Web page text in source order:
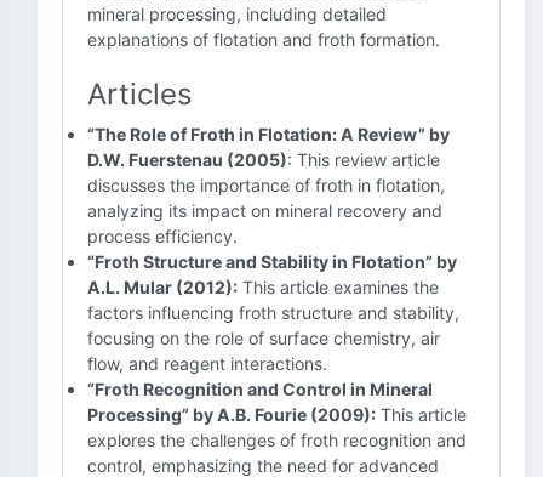
mineral processing, including detailed
explanations of flotation and froth formation.
Articles
“The Role of Froth in Flotation: A Review” by
D.W. Fuerstenau (2005): This review article
discusses the importance of froth in flotation,
analyzing its impact on mineral recovery and
process efficiency.
“Froth Structure and Stability in Flotation” by
A.L. Mular (2012): This article examines the
factors influencing froth structure and stability,
focusing on the role of surface chemistry, air
flow, and reagent interactions.
“Froth Recognition and Control in Mineral
Processing” by A.B. Fourie (2009): This article
explores the challenges of froth recognition and
control, emphasizing the need for advanced